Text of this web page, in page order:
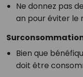
Ne donnez pas
an pour éviter le
Bien que
doit être